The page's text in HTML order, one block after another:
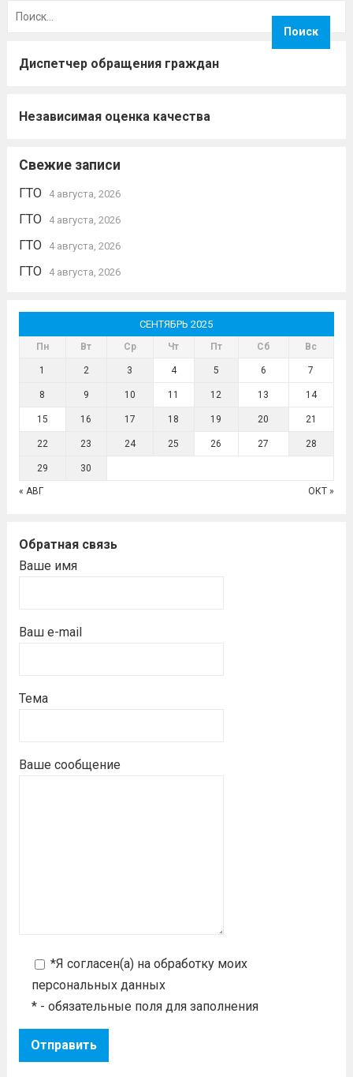
Диспетчер обращения граждан
Независимая оценка качества
Свежие записи
ГТО 4 августа, 2026
ГТО 4 августа, 2026
ГТО 4 августа, 2026
ГТО 4 августа, 2026
СЕНТЯБРЬ 2025
Пн Вт Ср Чт Пт Сб Вс
1 2 3 4 5 6 7
8 9 10 11 12 13 14
15 16 17 18 19 20 21
22 23 24 25 26 27 28
29 30
« АВГ ОКТ »
Обратная связь
Ваше имя
Ваш e-mail
Тема
Ваше сообщение
*Я согласен(а) на обработку моих
персональных данных
* - обязательные поля для заполнения